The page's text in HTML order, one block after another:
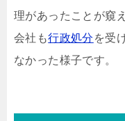
理があったことが窺
会社も行政処分 を受
なかった様子です。